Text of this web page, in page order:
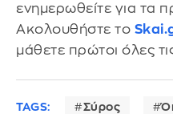
ενημερωθείτε για τα
Ακολουθήστε το
μάθετε πρώτοι όλες
TAGS: Σύρος